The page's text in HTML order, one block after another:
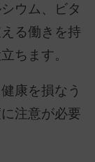
ウム、ビタ
る働きを持
ちます。
康を損なう
注意が必要